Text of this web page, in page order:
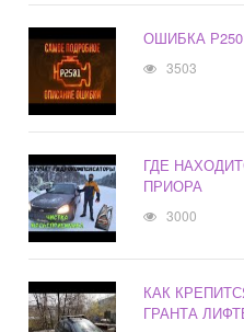
ОШИБКА
3503
ГДЕ
ПРИОРА
3000
КАК
ГРАНТА